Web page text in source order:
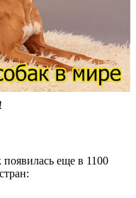
еще в 1100